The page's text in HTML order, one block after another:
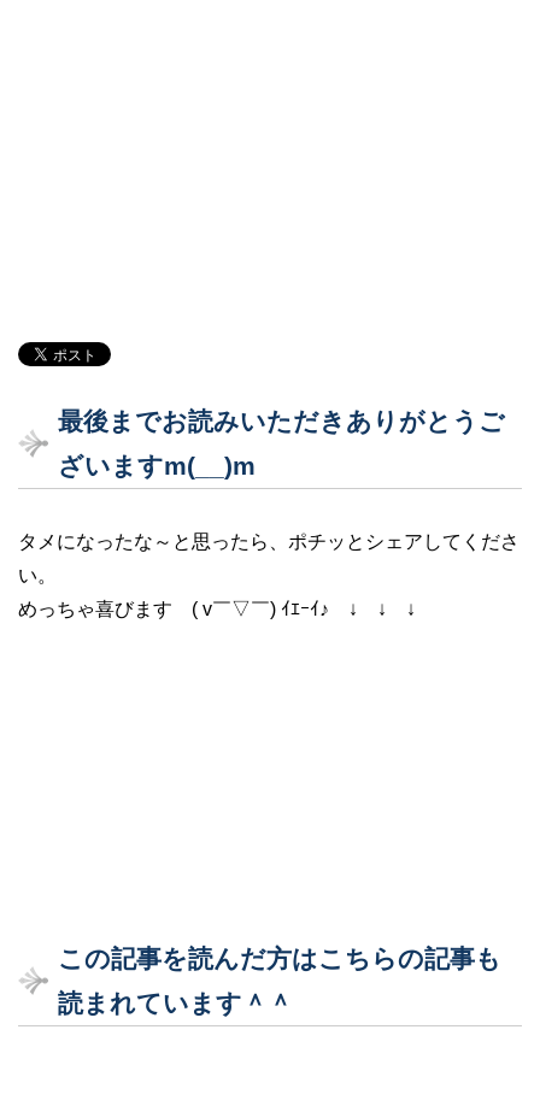
最後までお読みいただきありがとうご
ざいますm(__)m
タメになったな～と思ったら、ポチッとシェアしてくださ
い。
めっちゃ喜びます ( v￣▽￣) ｲｴｰｲ♪ ↓ ↓ ↓
この記事を読んだ方はこちらの記事も
読まれています＾＾